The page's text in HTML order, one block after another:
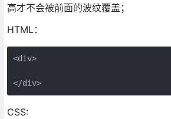
高才不会被前面的波纹覆盖；
HTML：
<div>
</div>
CSS: